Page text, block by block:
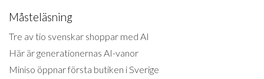
Måsteläsning
Tre av tio svenskar shoppar med AI
Här är generationernas AI-vanor
Miniso öppnar första butiken i Sverige